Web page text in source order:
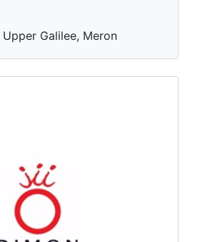
Galilee, Meron